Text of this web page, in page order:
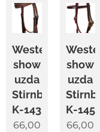
Westernová
show
uzda
Stirnband
K-143
66,00
show
uzda
K-145
66,00